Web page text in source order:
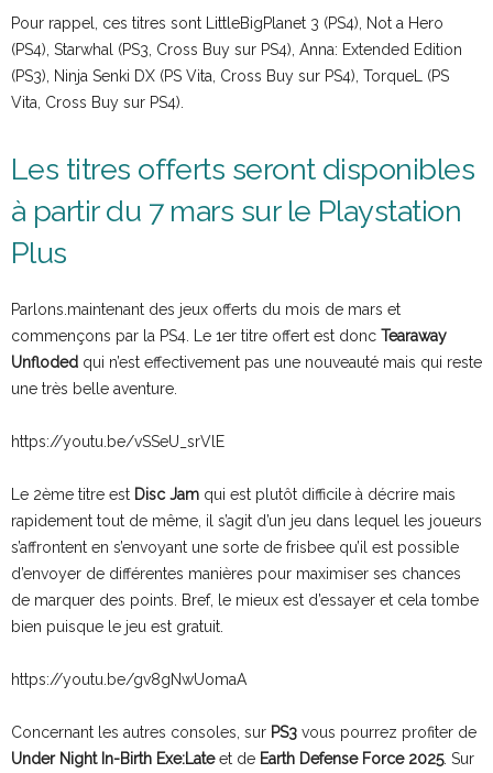
Pour rappel, ces titres sont LittleBigPlanet 3 (PS4), Not a Hero
(PS4), Starwhal (PS3, Cross Buy sur PS4), Anna: Extended Edition
(PS3), Ninja Senki DX (PS Vita, Cross Buy sur PS4), TorqueL (PS
Vita, Cross Buy sur PS4).
Les titres offerts seront disponibles
à partir du 7 mars sur le Playstation
Plus
Parlons.maintenant des jeux offerts du mois de mars et
commençons par la PS4. Le 1er titre offert est donc Tearaway
Unfloded qui n’est effectivement pas une nouveauté mais qui reste
une très belle aventure.
https://youtu.be/vSSeU_srVlE
Le 2ème titre est Disc Jam qui est plutôt difficile à décrire mais
rapidement tout de même, il s’agit d’un jeu dans lequel les joueurs
s’affrontent en s’envoyant une sorte de frisbee qu’il est possible
d’envoyer de différentes manières pour maximiser ses chances
de marquer des points. Bref, le mieux est d’essayer et cela tombe
bien puisque le jeu est gratuit.
https://youtu.be/gv8gNwUomaA
Concernant les autres consoles, sur PS3 vous pourrez profiter de
Under Night In-Birth Exe:Lateet de Earth Defense Force 2025. Sur